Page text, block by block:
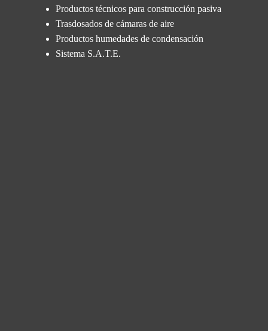
Productos técnicos para construcción pasiva
Trasdosados de cámaras de aire
Productos humedades de condensación
Sistema S.A.T.E.